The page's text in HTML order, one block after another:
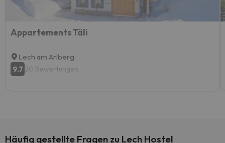
Appartements Täli
Lech am Arlberg
9.7 20 Bewertungen
Häufig gestellte Fragen zu Lech Hostel